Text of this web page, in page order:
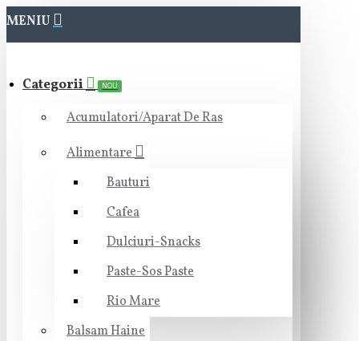
MENIU
Categorii NOU
Acumulatori/Aparat De Ras
Alimentare
Bauturi
Cafea
Dulciuri-Snacks
Paste-Sos Paste
Rio Mare
Balsam Haine